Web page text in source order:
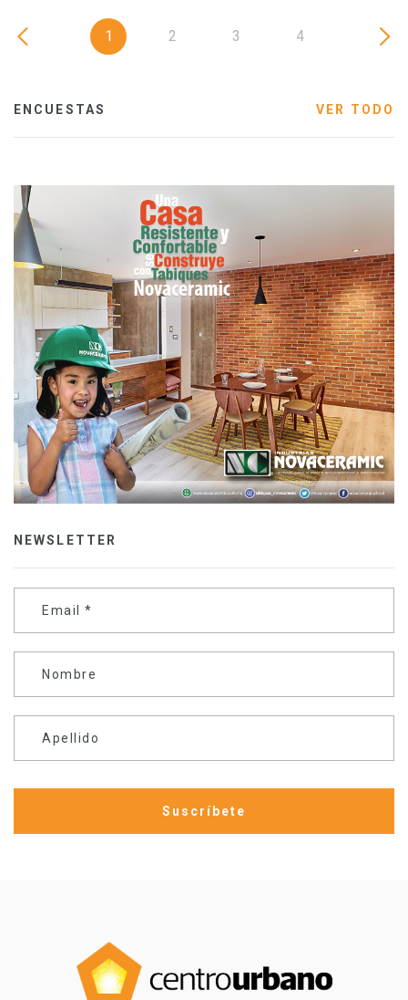
1 2 3 4
ENCUESTAS VER TODO
NEWSLETTER
Email *
Nombre
Apellido